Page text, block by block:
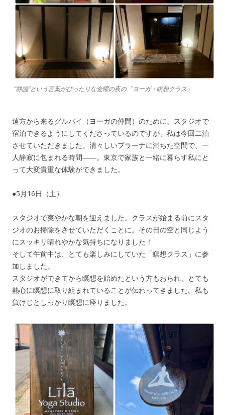
“静謐”という言葉がぴったりな金曜の夜の「ヨーガ・瞑想クラス」
遠方から来るグルバイ（ヨーガの仲間）のために、スタジオで
宿泊できるようにしてくださっているのですが、私は今回二泊
させていただきました。清々しいプラーナに満ちた空間で、一
人静寂に包まれる時間――。東京で家族と一緒に暮らす私にと
って大変貴重な体験ができました。
●5月16日（土）
スタジオで爽やかな朝を迎えました。クラスが始まる前にスタ
ジオのお掃除をさせていただくことに。その日の空と同じよう
にスッキリ晴れやかな気持ちになりました！
そして午前中は、とても楽しみにしていた「瞑想クラス」に参
加しました。
スタジオができてから瞑想を始めたという方もおられ、とても
熱心に瞑想に取り組まれていることが伝わってきました。私も
負けじとしっかり瞑想に座りました。